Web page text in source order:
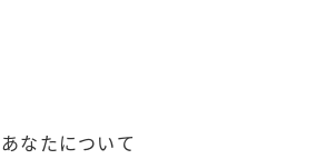
なたについて